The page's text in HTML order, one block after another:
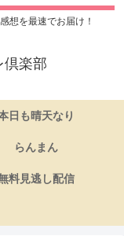
想を最速でお届け！
倶楽部
日も晴天なり
らんまん
料見逃し配信